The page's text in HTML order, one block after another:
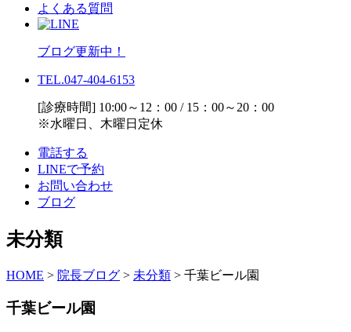
よくある質問
ブログ更新中！
TEL.047-404-6153
[診療時間] 10:00～12：00 / 15：00～20：00
※水曜日、木曜日定休
電話する
LINEで予約
お問い合わせ
ブログ
未分類
HOME > 院長ブログ > 未分類 > 千葉ビール園
千葉ビール園